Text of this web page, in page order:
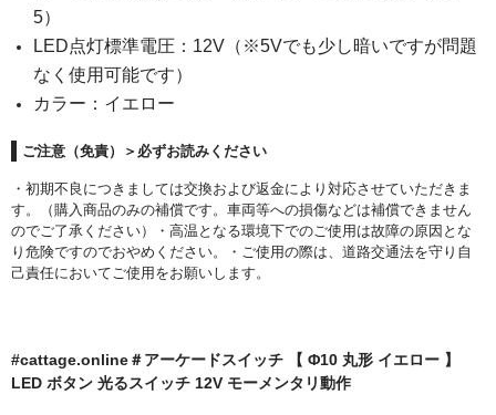
ノギス・スライドカッター
ライト照明
シリンジ・シリンダ
量り
フットスイッチ
5）
LED点灯標準電圧：12V（※5Vでも少し暗いですが問題
なく使用可能です）
カラー：イエロー
ご注意（免責）＞必ずお読みください
・初期不良につきましては交換および返金により対応させていただきま
す。（購入商品のみの補償です。車両等への損傷などは補償できません
のでご了承ください）・高温となる環境下でのご使用は故障の原因とな
り危険ですのでおやめください。・ご使用の際は、道路交通法を守り自
己責任においてご使用をお願いします。
#cattage.online＃アーケードスイッチ 【 Φ10 丸形 イエロー 】
LED ボタン 光るスイッチ 12V モーメンタリ動作